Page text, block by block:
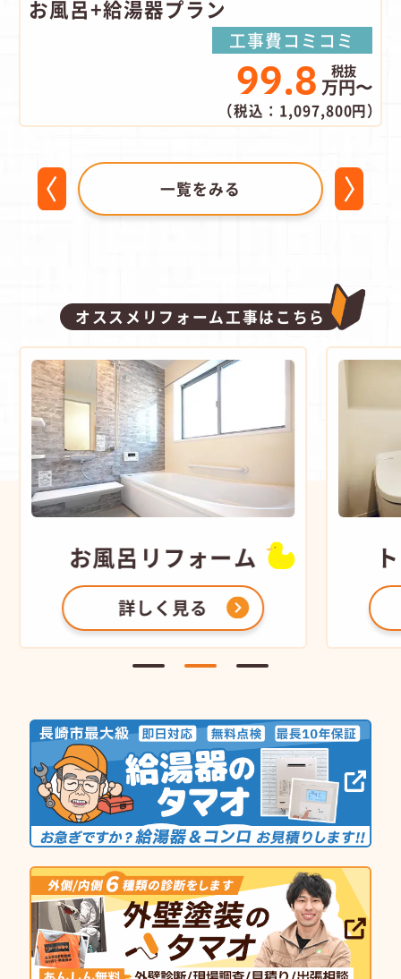
お風呂+給湯器プラン
工事費コミコミ
99.8 万円〜
（税込：1,097,800円）
一覧をみる
オススメリフォーム工事はこちら
お風呂 リフォーム
詳しく見る